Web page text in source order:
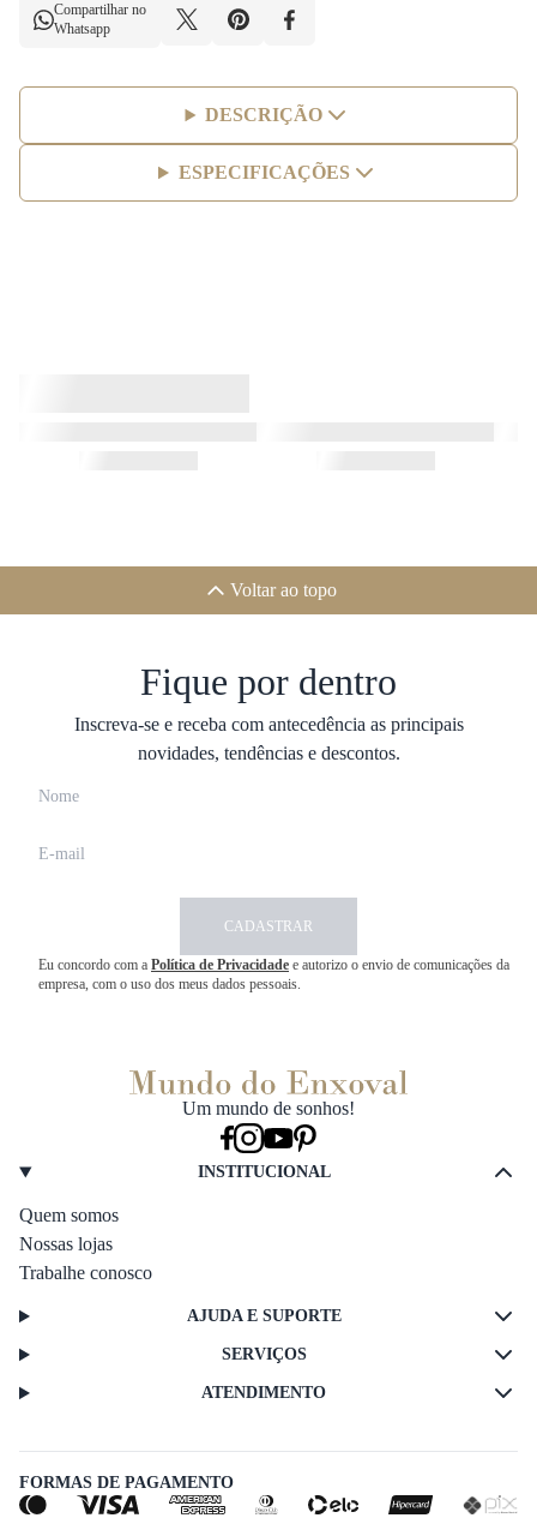
Compartilhar no
Whatsapp
DESCRIÇÃO
ESPECIFICAÇÕES
Voltar ao topo
Fique por dentro
Inscreva-se e receba com antecedência as principais
novidades, tendências e descontos.
CADASTRAR
Eu concordo com a Política de Privacidade e autorizo o envio de comunicações da
empresa, com o uso dos meus dados pessoais.
Um mundo de sonhos!
INSTITUCIONAL
Quem somos
Nossas lojas
Trabalhe conosco
AJUDA E SUPORTE
SERVIÇOS
ATENDIMENTO
FORMAS DE PAGAMENTO